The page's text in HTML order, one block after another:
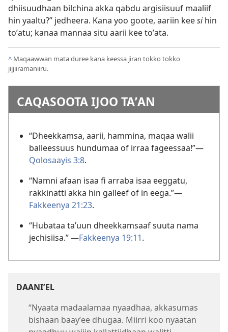
dhiisuudhaan bilchina akka qabdu argisiisuuf maaliif
hin yaaltu?” jedheera. Kana yoo goote, aariin keesihin
toʼatu; kanaa mannaa situ aarii kee toʼata.
^ Maqaawwan mata duree kana keessa jiran tokko tokko
jijjiiramaniiru.
CAQASOOTA IJOO TAʼAN
“Dheekkamsa, aarii, hammina, maqaa walii
balleessuus hundumaa of irraa fageessaa!”—
Qolosaayis 3:8.
“Namni afaan isaa fi arraba isaa eeggatu,
rakkinatti akka hin galleef of in eega.”—
Fakkeenya 21:23.
“Hubataa taʼuun dheekkamsaaf suuta nama
jechisiisa.” —Fakkeenya 19:11.
DAANIʼEL
“Nyaata madaalamaa nyaadhaa, akkasumas
bishaan baayʼee dhugaa. Miirri koo nyaatan